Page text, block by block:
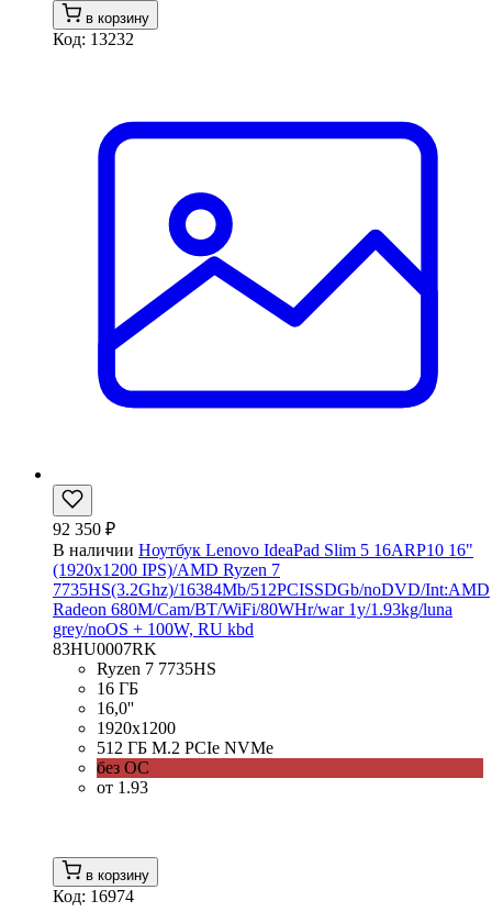
в корзину
Код: 13232
92 350 ₽
В наличии Ноутбук Lenovo IdeaPad Slim 5 16ARP10 16"
(1920x1200 IPS)/AMD Ryzen 7
7735HS(3.2Ghz)/16384Mb/512PCISSDGb/noDVD/Int:AMD
Radeon 680M/Cam/BT/WiFi/80WHr/war 1y/1.93kg/luna
grey/noOS + 100W, RU kbd
83HU0007RK
Ryzen 7 7735HS
16 ГБ
16,0''
1920x1200
512 ГБ M.2 PCIe NVMe
без ОС
от 1.93
в корзину
Код: 16974